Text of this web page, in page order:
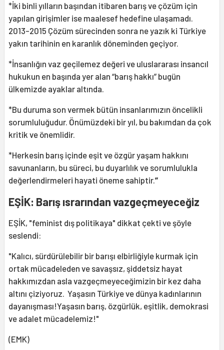
*İki binli yılların başından itibaren barış ve çözüm için
yapılan girişimler ise maalesef hedefine ulaşamadı.
2013-2015 Çözüm sürecinden sonra ne yazık ki Türkiye
yakın tarihinin en karanlık döneminden geçiyor.
*İnsanlığın vaz geçilemez değeri ve uluslararası insancıl
hukukun en başında yer alan “barış hakkı” bugün
ülkemizde ayaklar altında.
*Bu duruma son vermek bütün insanlarımızın öncelikli
sorumluluğudur. Önümüzdeki bir yıl, bu bakımdan da çok
kritik ve önemlidir.
*Herkesin barış içinde eşit ve özgür yaşam hakkını
savunanların, bu süreci, bu duyarlılık ve sorumlulukla
değerlendirmeleri hayati öneme sahiptir.”
EŞİK: Barış ısrarından vazgeçmeyeceğiz
EŞİK, "feminist dış politikaya" dikkat çekti ve şöyle
seslendi:
"Kalıcı, sürdürülebilir bir barışı elbirliğiyle kurmak için
ortak mücadeleden ve savaşsız, şiddetsiz hayat
hakkımızdan asla vazgeçmeyeceğimizin bir kez daha
altını çiziyoruz. Yaşasın Türkiye ve dünya kadınlarının
dayanışması!Yaşasın barış, özgürlük, eşitlik, demokrasi
ve adalet mücadelemiz!"
(EMK)